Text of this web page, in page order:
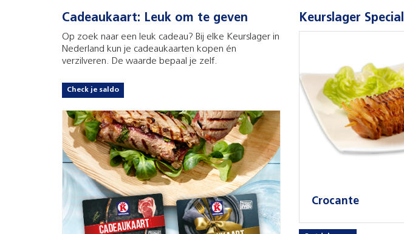
Cadeaukaart: Leuk om te geven
Op zoek naar een leuk cadeau? Bij elke Keurslager in
Nederland kun je cadeaukaarten kopen én
verzilveren. De waarde bepaal je zelf.
Check je saldo
Keurslager Special
Crocante